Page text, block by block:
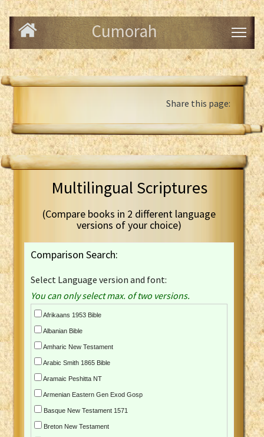
Cumorah
Share this page:
Multilingual Scriptures
(Compare books in 2 different language
versions of your choice)
Comparison Search:
Select Language version and font:
You can only select max. of two versions.
Afrikaans 1953 Bible
Albanian Bible
Amharic New Testament
Arabic Smith 1865 Bible
Aramaic Peshitta NT
Armenian Eastern Gen Exod Gosp
Basque New Testament 1571
Breton New Testament